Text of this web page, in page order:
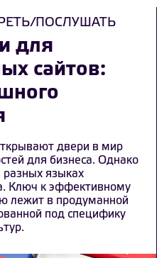
ПОСЛУШАТЬ
для
сайтов:
двери в мир
для бизнеса. Однако
разных языках
Ключ к эффективному
лежит в продуманной
под специфику